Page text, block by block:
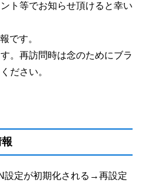
ト等でお知らせ頂けると幸い
です。
。再訪問時は念のためにブラ
ださい。
設定が初期化される→再設定